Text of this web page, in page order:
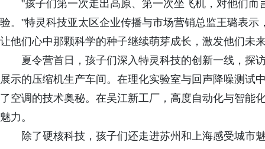
"孩子们第一次走出高原、第一次坐飞机，对他们
验。"特灵科技亚太区企业传播与市场营销总监王璐表
让他们心中那颗科学的种子继续萌芽成长，激发他们未
夏令营首日，孩子们深入特灵科技的创新一线，探
展示的压缩机生产车间。在理化实验室与回声降噪测试
了空调的技术奥秘。在吴江新工厂，高度自动化与智能
魅力。
除了硬核科技，孩子们还走进苏州和上海感受城市